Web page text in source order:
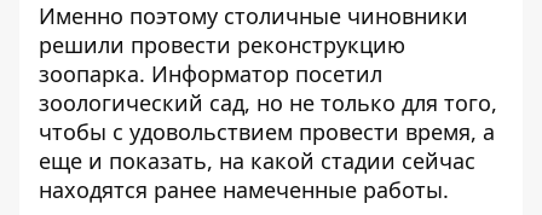
Именно поэтому столичные чиновники
решили провести реконструкцию
зоопарка. Информатор посетил
зоологический сад, но не только для того,
чтобы с удовольствием провести время, а
еще и показать, на какой стадии сейчас
находятся ранее намеченные работы.